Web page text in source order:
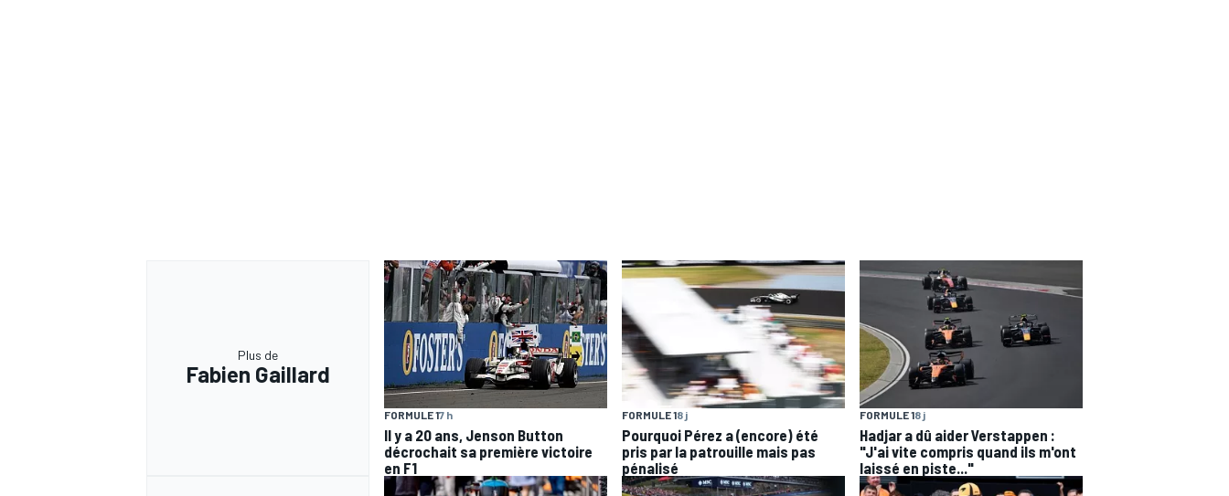
Plus de
Fabien Gaillard
FORMULE 17 h
Il y a 20 ans, Jenson Button
décrochait sa première victoire
en F1
FORMULE 18 j
Pourquoi Pérez a (encore) été
pris par la patrouille mais pas
pénalisé
FORMULE 18 j
Hadjar a dû aider Verstappen :
"J'ai vite compris quand ils m'ont
laissé en piste..."